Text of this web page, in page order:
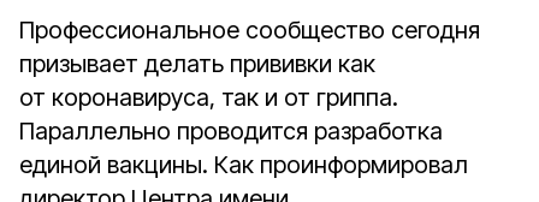
Профессиональное сообщество сегодня
призывает делать прививки как
от коронавируса, так и от гриппа.
Параллельно проводится разработка
единой вакцины. Как проинформировал